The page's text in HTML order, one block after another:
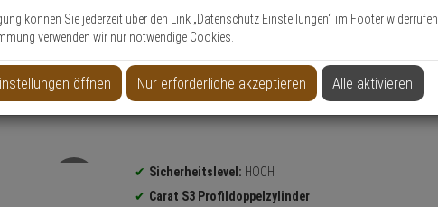
45 6 Schlüssel
Produktinformationen
Sicherheitslevel: HOCH
Carat S3 Profildoppelzylinder
können Sie jederzeit über den Link „Datenschutz Einstellungen“ im Footer widerrufen.
verwenden wir nur notwendige Cookies.
öffnen Nur erforderliche akzeptieren Alle aktivieren